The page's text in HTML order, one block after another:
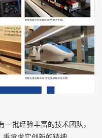
批经验丰富的技术团队，